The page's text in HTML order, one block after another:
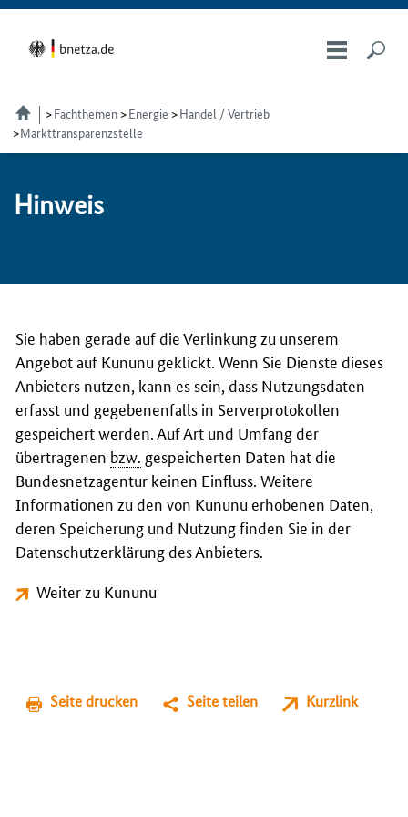
Fachthemen Energie
Handel / Vertrieb
Markttransparenzstelle
Hin­weis
Sie haben gerade auf die Verlinkung zu unserem
Angebot auf Kununu geklickt. Wenn Sie Dienste dieses
Anbieters nutzen, kann es sein, dass Nutzungsdaten
erfasst und gegebenenfalls in Serverprotokollen
gespeichert werden. Auf Art und Umfang der
übertragenen bzw. gespeicherten Daten hat die
Bundesnetzagentur keinen Einfluss. Weitere
Informationen zu den von Kununu erhobenen Daten,
deren Speicherung und Nutzung finden Sie in der
Datenschutzerklärung des Anbieters.
Weiter zu Kununu
Seite drucken Seite teilen Kurzlink